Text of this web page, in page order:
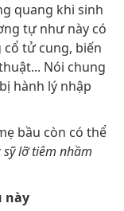
quang khi sinh
tự như này có
tử cung, biến
Nói chung
hành lý nhập
bầu còn có thể
lỡ tiêm nhầm
này